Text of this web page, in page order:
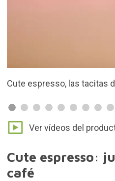
bonitas Cada
Ver vídeos del
Cute espresso:
café